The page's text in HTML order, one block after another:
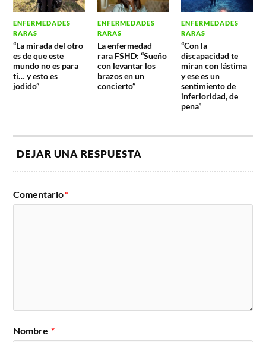
ENFERMEDADES
RARAS
“La mirada del otro
es de que este
mundo no es para
ti… y esto es
jodido”
ENFERMEDADES
RARAS
La enfermedad
rara FSHD: “Sueño
con levantar los
brazos en un
concierto”
ENFERMEDADES
RARAS
“Con la
discapacidad te
miran con lástima
y ese es un
sentimiento de
inferioridad, de
pena”
DEJAR UNA RESPUESTA
Comentario*
Nombre *